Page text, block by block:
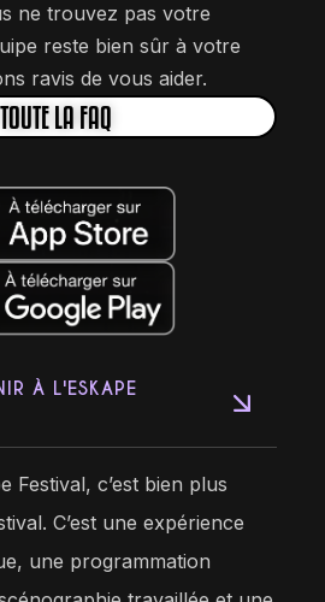
ne trouvez pas votre
reste bien sûr à votre
ravis de vous aider.
TOUTE LA FAQ
À L'ESKAPE
Festival, c’est bien plus
C’est une expérience
une programmation